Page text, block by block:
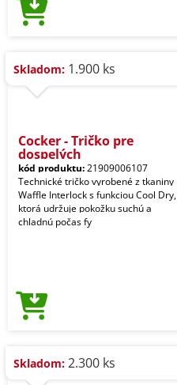
Skladom: 1.900 ks
Cocker - Tričko pre
dospelých
kód produktu:21909006107
Technické tričko vyrobené z tkaniny
Waffle Interlock s funkciou Cool Dry,
ktorá udržuje pokožku suchú a
chladnú počas fy
Skladom: 2.300 ks